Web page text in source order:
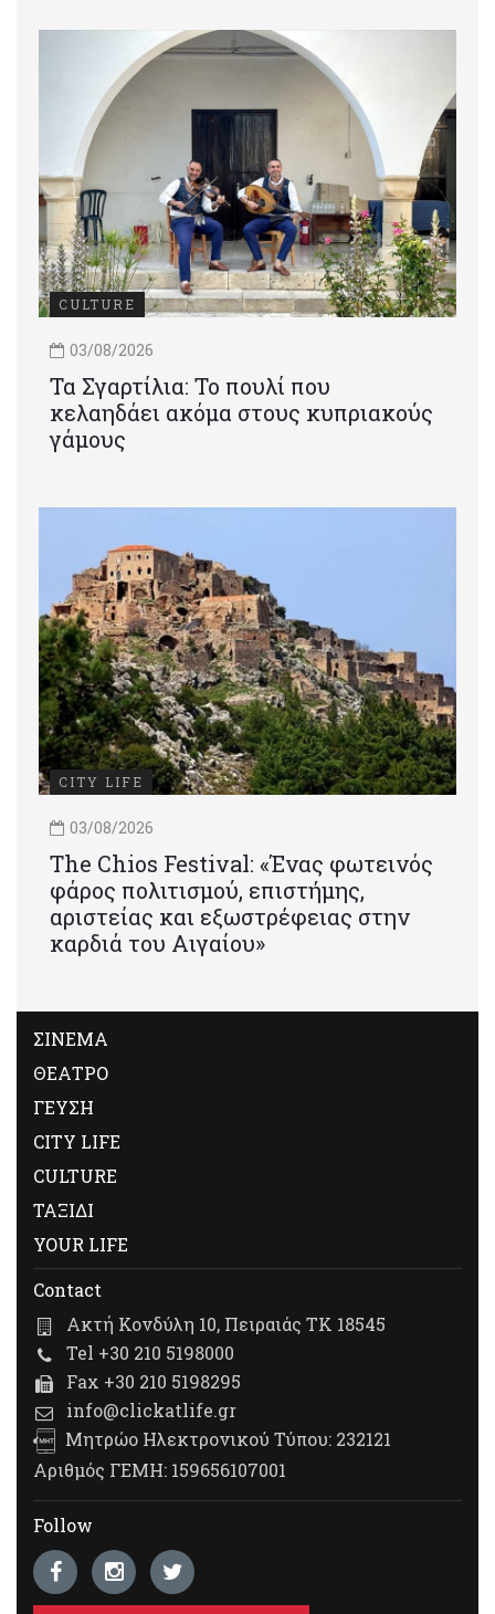
CULTURE
03/08/2026
Τα Σγαρτίλια: Το πουλί που
κελαηδάει ακόμα στους κυπριακούς
γάμους
CITY LIFE
03/08/2026
Τhe Chios Festival: «Ένας φωτεινός
φάρος πολιτισμού, επιστήμης,
αριστείας και εξωστρέφειας στην
καρδιά του Αιγαίου»
ΣΙΝΕΜΑ
ΘΕΑΤΡΟ
ΓΕΥΣΗ
CITY LIFE
CULTURE
ΤΑΞΙΔΙ
YOUR LIFE
Contact
Ακτή Κονδύλη 10, Πειραιάς ΤΚ 18545
Tel +30 210 5198000
Fax +30 210 5198295
info@clickatlife.gr
Μητρώο Ηλεκτρονικού Τύπου: 232121
Αριθμός ΓΕΜΗ: 159656107001
Follow